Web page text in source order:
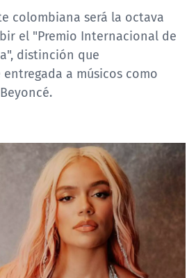
colombiana será la octava
el "Premio Internacional de
distinción que
a músicos como